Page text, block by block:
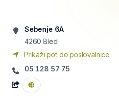
Sebenje 6A
4260 Bled
Prikaži pot do poslovalnice
05 128 57 75